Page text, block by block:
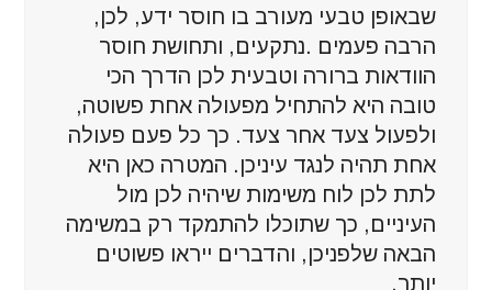
שבאופן טבעי מעורב בו חוסר ידע, לכן,
הרבה פעמים .נתקעים, ותחושת חוסר
הוודאות ברורה וטבעית לכן הדרך הכי
טובה היא להתחיל מפעולה אחת פשוטה,
ולפעול צעד אחר צעד. כך כל פעם פעולה
אחת תהיה לנגד עיניכן. המטרה כאן היא
לתת לכן לוח משימות שיהיה לכן מול
העיניים, כך שתוכלו להתמקד רק במשימה
הבאה שלפניכן, והדברים ייראו פשוטים
יותר.